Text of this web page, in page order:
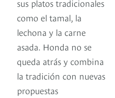
sus platos tradicionales
como el tamal, la
lechona y la carne
asada. Honda no se
queda atrás y combina
la tradición con nuevas
propuestas